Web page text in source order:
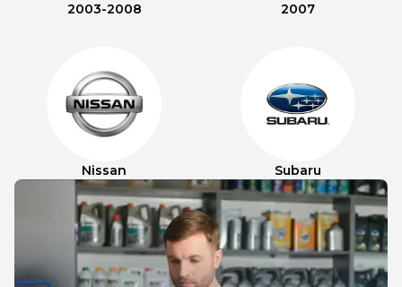
2003-2008
2007
Nissan Subaru